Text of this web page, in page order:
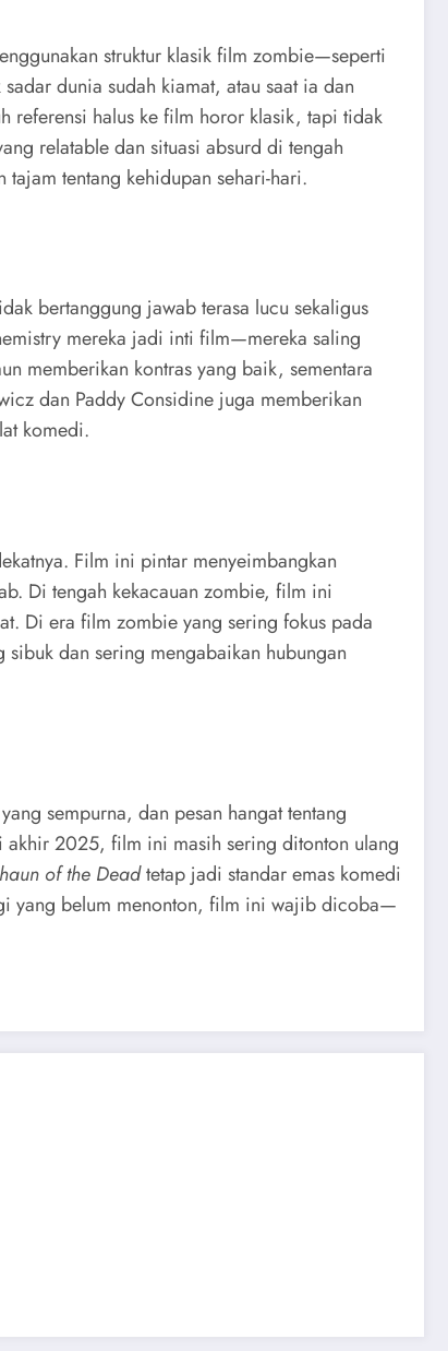
struktur klasik film zombie—seperti
dunia sudah kiamat, atau saat ia dan
referensi halus ke film horor klasik, tapi tidak
relatable dan situasi absurd di tengah
tentang kehidupan sehari-hari.
bertanggung jawab terasa lucu sekaligus
mereka jadi inti film—mereka saling
memberikan kontras yang baik, sementara
dan Paddy Considine juga memberikan
komedi.
Film ini pintar menyeimbangkan
Di tengah kekacauan zombie, film ini
Di era film zombie yang sering fokus pada
dan sering mengabaikan hubungan
sempurna, dan pesan hangat tentang
akhir 2025, film ini masih sering ditonton ulang
of the Deadtetap jadi standar emas komedi
yang belum menonton, film ini wajib dicoba—